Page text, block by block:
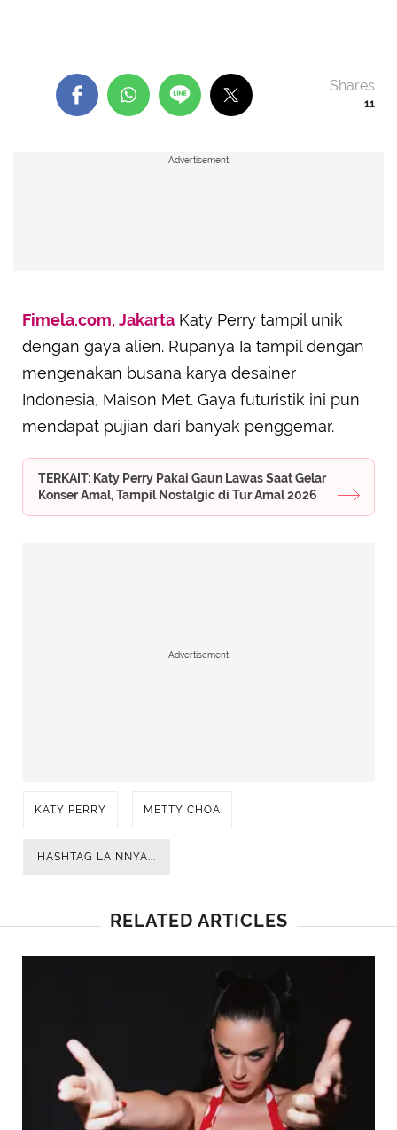
11
Shares
Advertisement
Fimela.com, Jakarta Katy Perry tampil unik
dengan gaya alien. Rupanya Ia tampil dengan
mengenakan busana karya desainer
Indonesia, Maison Met. Gaya futuristik ini pun
mendapat pujian dari banyak penggemar.
TERKAIT: Katy Perry Pakai Gaun Lawas Saat Gelar
Konser Amal, Tampil Nostalgic di Tur Amal 2026
Advertisement
KATY PERRY METTY CHOA
HASHTAG LAINNYA...
RELATED ARTICLES